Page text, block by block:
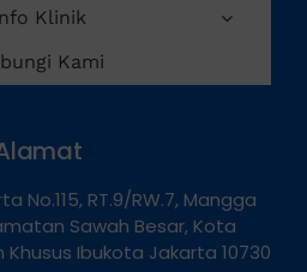
Klinik
Kami
No.115, RT.9/RW.7, Mangga
Sawah Besar, Kota
Ibukota Jakarta 10730